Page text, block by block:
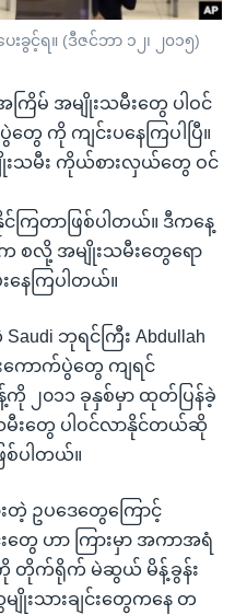
ခွင့်ရ။ (ဒီဇင်ဘာ ၁၂၊ ၂၀၁၅)
ကြိမ် အမျိုးသမီးတွေ ပါဝင်
ေ ကို ကျင်းပနေကြပါပြီ။
းသမီး ကိုယ်စားလှယ်တွေ ဝင်
ကြတာဖြစ်ပါတယ်။ ဒီကနေ့
က စလို့ အမျိုးသမီးတွေရော
နေကြပါတယ်။
ဘုရင်ကြီး Abdullah
ကောက်ပွဲတွေ ကျရင်
ကို ၂၀၁၁ ခုနှစ်မှာ ထုတ်ပြန်ခဲ့
မီးတွေ ပါဝင်လာနိုင်တယ်ဆို
ပါတယ်။
းတဲ့ ဥပဒေတွေကြောင့်
ေ ဟာ ကြားမှာ အကာအရံ
ကို တိုက်ရိုက် မဲဆွယ် မိန့်ခွန်း
မျိုးသားချင်းတွေကနေ တ